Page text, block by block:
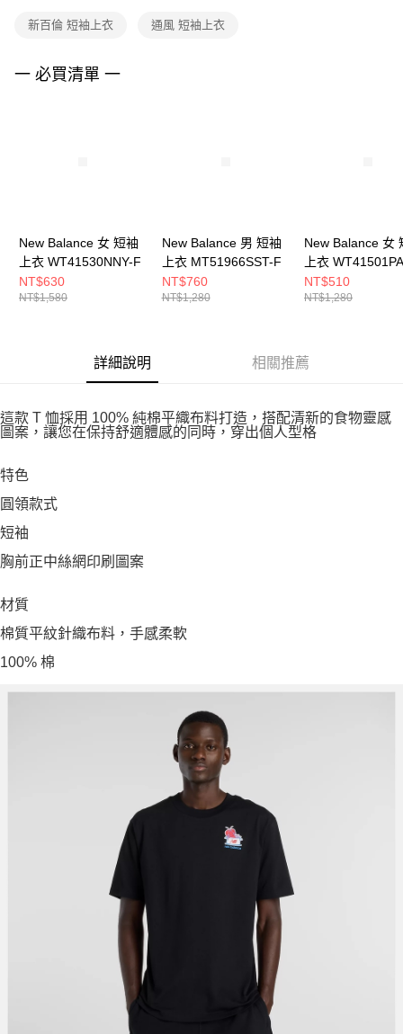
１．透過由恩沛科技股份有限公司提供之「AFTEE先享後付」服務完成之交
２．關於個人資料處理事宜，請瀏覽以下網址：
新百倫 短袖上衣 通風 短袖上衣
一 必買清單 一
New Balance 女 短袖
上衣 WT41530NNY-F
NT$630
NT$1,580
New Balance 男 短袖
上衣 MT51966SST-F
NT$760
NT$1,280
New Balance 女
上衣
NT$510
NT$1,280
詳細說明 相關推薦
這款 T 恤採用 100% 純棉平織布料打造，搭配清新的食物靈感
圖案，讓您在保持舒適體感的同時，穿出個人型格
特色
圓領款式
短袖
胸前正中絲網印刷圖案
材質
棉質平紋針織布料，手感柔軟
100% 棉